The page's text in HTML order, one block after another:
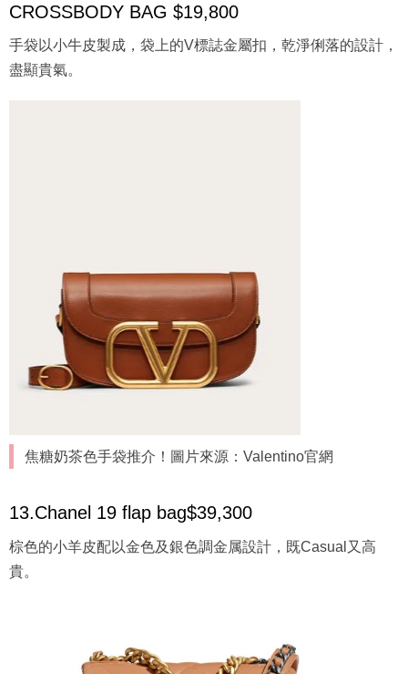
CROSSBODY BAG $19,800
手袋以小牛皮製成，袋上的V標誌金屬扣，乾淨俐落的設計，
盡顯貴氣。
焦糖奶茶色手袋推介！圖片來源：Valentino官網
13.Chanel 19 flap bag$39,300
棕色的小羊皮配以金色及銀色調金属設計，既Casual又高
貴。